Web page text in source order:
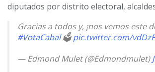
diputados por distrito electoral,
Gracias a todos y, ¡nos vemos este
#VotaCabal🗳pic.twitter.com/
— Edmond Mulet (@Edmondmulet)